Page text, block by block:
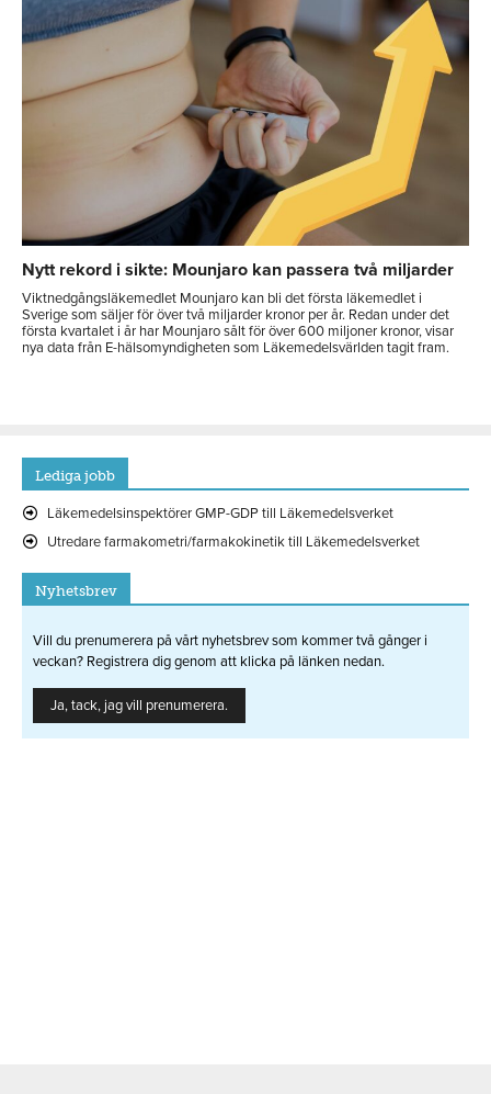
Nytt rekord i sikte: Mounjaro kan passera två miljarder
Viktnedgångsläkemedlet Mounjaro kan bli det första läkemedlet i
Sverige som säljer för över två miljarder kronor per år. Redan under det
första kvartalet i år har Mounjaro sålt för över 600 miljoner kronor, visar
nya data från E-hälsomyndigheten som Läkemedelsvärlden tagit fram.
Lediga jobb
Läkemedelsinspektörer GMP-GDP till Läkemedelsverket
Utredare farmakometri/farmakokinetik till Läkemedelsverket
Nyhetsbrev
Vill du prenumerera på vårt nyhetsbrev som kommer två gånger i
veckan? Registrera dig genom att klicka på länken nedan.
Ja, tack, jag vill prenumerera.